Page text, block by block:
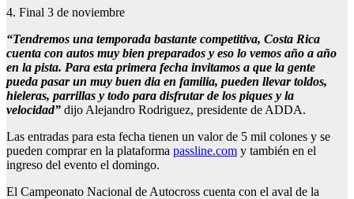
4. Final 3 de noviembre
“Tendremos una temporada bastante competitiva, Costa Rica
cuenta con autos muy bien preparados y eso lo vemos año a año
en la pista. Para esta primera fecha invitamos a que la gente
pueda pasar un muy buen dia en familia, pueden llevar toldos,
hieleras, parrillas y todo para disfrutar de los piques y la
velocidad” dijo Alejandro Rodriguez, presidente de ADDA.
Las entradas para esta fecha tienen un valor de 5 mil colones y se
pueden comprar en la plataforma passline.com y también en el
ingreso del evento el domingo.
El Campeonato Nacional de Autocross cuenta con el aval de la